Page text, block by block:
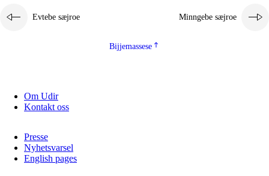
Evtebe sæjroe Minngebe sæjroe
Bijjemassese
Om Udir
Kontakt oss
Presse
Nyhetsvarsel
English pages